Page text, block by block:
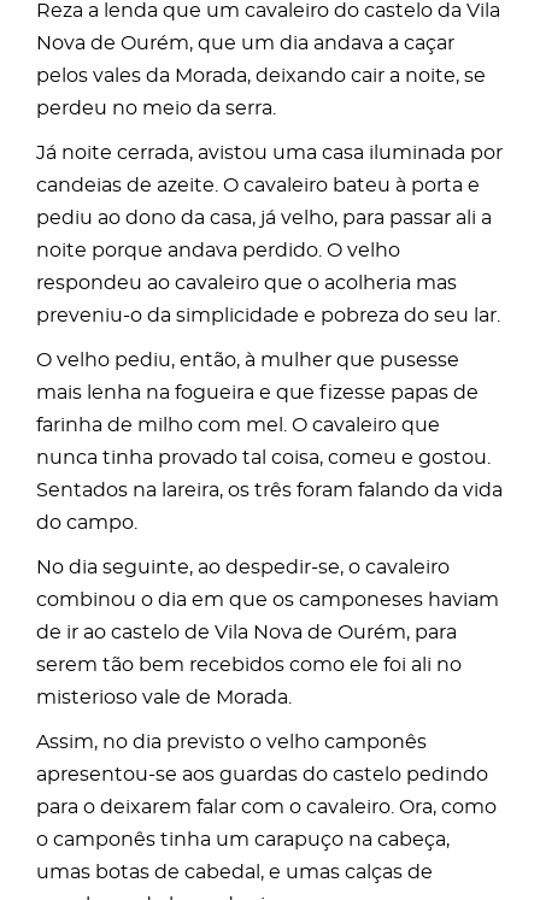
Reza a lenda que um cavaleiro do castelo da Vila
Nova de Ourém, que um dia andava a caçar
pelos vales da Morada, deixando cair a noite, se
perdeu no meio da serra.
Já noite cerrada, avistou uma casa iluminada por
candeias de azeite. O cavaleiro bateu à porta e
pediu ao dono da casa, já velho, para passar ali a
noite porque andava perdido. O velho
respondeu ao cavaleiro que o acolheria mas
preveniu-o da simplicidade e pobreza do seu lar.
O velho pediu, então, à mulher que pusesse
mais lenha na fogueira e que fizesse papas de
farinha de milho com mel. O cavaleiro que
nunca tinha provado tal coisa, comeu e gostou.
Sentados na lareira, os três foram falando da vida
do campo.
No dia seguinte, ao despedir-se, o cavaleiro
combinou o dia em que os camponeses haviam
de ir ao castelo de Vila Nova de Ourém, para
serem tão bem recebidos como ele foi ali no
misterioso vale de Morada.
Assim, no dia previsto o velho camponês
apresentou-se aos guardas do castelo pedindo
para o deixarem falar com o cavaleiro. Ora, como
o camponês tinha um carapuço na cabeça,
umas botas de cabedal, e umas calças de